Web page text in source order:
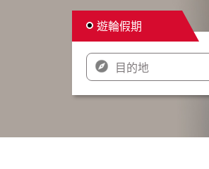
遊輪假期
目的地